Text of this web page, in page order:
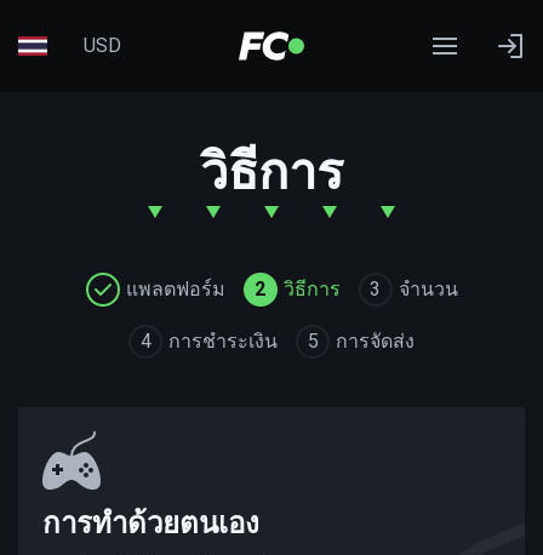
USD
วิธีการ
แพลตฟอร์ม 2 วิธีการ 3 จำนวน
4 การชำระเงิน 5 การจัดส่ง
การทำด้วยตนเอง